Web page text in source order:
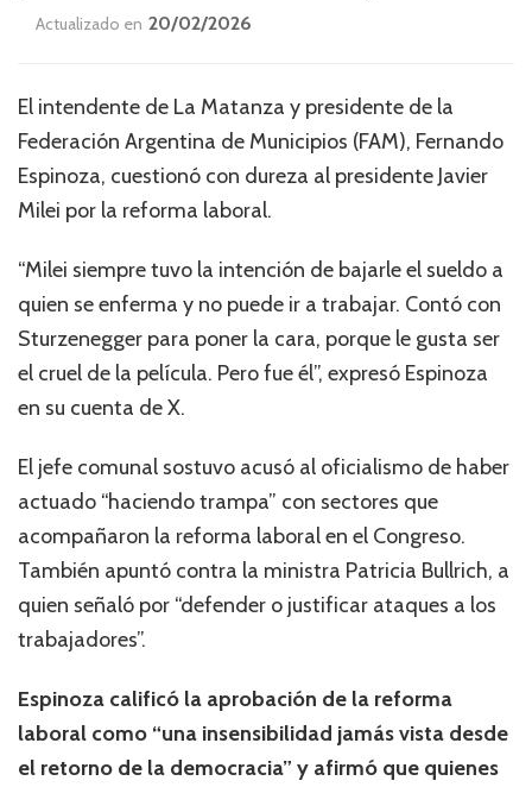
Actualizado en 20/02/2026
El intendente de La Matanza y presidente de la
Federación Argentina de Municipios (FAM), Fernando
Espinoza, cuestionó con dureza al presidente Javier
Milei por la reforma laboral.
“Milei siempre tuvo la intención de bajarle el sueldo a
quien se enferma y no puede ir a trabajar. Contó con
Sturzenegger para poner la cara, porque le gusta ser
el cruel de la película. Pero fue él”, expresó Espinoza
en su cuenta de X.
El jefe comunal sostuvo acusó al oficialismo de haber
actuado “haciendo trampa” con sectores que
acompañaron la reforma laboral en el Congreso.
También apuntó contra la ministra Patricia Bullrich, a
quien señaló por “defender o justificar ataques a los
trabajadores”.
Espinoza calificó la aprobación de la reforma
laboral como “una insensibilidad jamás vista desde
el retorno de la democracia” y afirmó que quienes